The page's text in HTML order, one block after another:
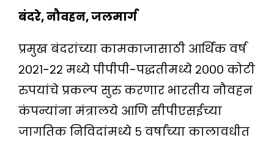
बंदरे, नौवहन, जलमार्ग
प्रमुख बंदरांच्या कामकाजासाठी आर्थिक वर्ष
२०२१-२२ मध्ये पीपीपी-पद्धतीमध्ये २००० कोटी
रुपयांचे प्रकल्प सुरु करणार भारतीय नौवहन
कंपन्यांना मंत्रालये आणि सीपीएसईच्या
जागतिक निविदांमध्ये ५ वर्षांच्या कालावधीत